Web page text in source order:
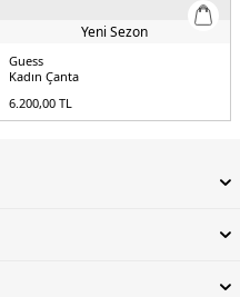
Yeni Sezon
Guess
Kadın Çanta
6.200,00 TL